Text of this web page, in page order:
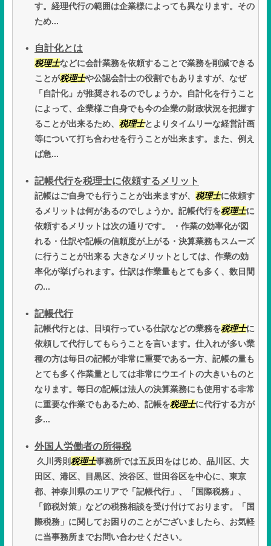
す。経理代行の範囲は企業様によっても異なります。その
ため...
自計化とは
税理士などに会計業務を依頼することで業務を削減できる
ことが税理士や公認会計士の役割でもありますが、なぜ
「自計化」が推奨されるのでしょうか。自計化を行うこと
によって、企業様ご自身でも今の企業の財政状況を把握す
ることが出来るため、 税理士とよりタイムリーな経営計画
等について打ち合わせを行うことが出来ます。また、例え
ば急...
記帳代行を税理士に依頼するメリット
記帳はご自身でも行うことが出来ますが、 税理士に依頼す
るメリットは何があるのでしょうか。記帳代行を税理士に
依頼するメリットは次の通りです。 ・作業の効率化が図
れる・仕訳や記帳の信頼度が上がる・決算業務もスムーズ
に行うことが出来る 大きなメリットとしては、作業の効
率化が挙げられます。仕訳は作業量もとても多く、数日間
の...
記帳代行
記帳代行とは、日頃行っている仕訳などの業務を税理士に
依頼して代行してもらうことを言います。仕入れが多い業
種の方は毎日の記帳が非常に重要である一方、記帳の量も
とても多く作業量としては非常にウエイトの大きいものと
なります。毎日の記帳は法人の決算業務にも使用する非常
に重要な作業でもあるため、記帳を税理士に代行する方が
多...
外国人労働者の所得税
久川秀則税理士事務所では五反田をはじめ、品川区、大
田区、港区、目黒区、渋谷区、世田谷区を中心に、東京
都、神奈川県のエリアで「記帳代行」、「国際税務」、
「節税対策」などの税務相談を受け付けております。「国
際税務」に関してお困りのことがございましたら、お気軽
に当事務所までお問い合わせください。